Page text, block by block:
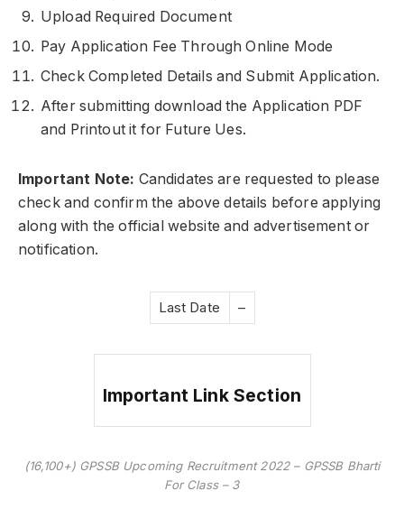
Upload Required Document
Pay Application Fee Through Online Mode
Check Completed Details and Submit Application.
After submitting download the Application PDF
and Printout it for Future Ues.
Important Note: Candidates are requested to please
check and confirm the above details before applying
along with the official website and advertisement or
notification.
Last Date –
Important Link Section
(16,100+) GPSSB Upcoming Recruitment 2022 – GPSSB Bharti
For Class – 3